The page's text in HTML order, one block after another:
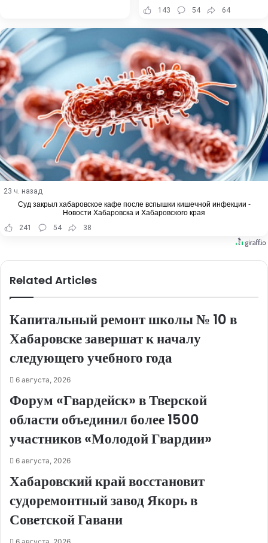
143
54 64
23 ч. назад
Суд закрыл хабаровское кафе после вспышки кишечной инфекции -
Новости Хабаровска и Хабаровского края
241
54 38
Related Articles
Капитальный ремонт школы № 10 в
Хабаровске завершат к началу
следующего учебного года
6 августа, 2026
Форум «Гвардейск» в Тверской
области объединил более 1500
участников «Молодой Гвардии»
6 августа, 2026
Хабаровский край восстановит
судоремонтный завод Якорь в
Советской Гавани